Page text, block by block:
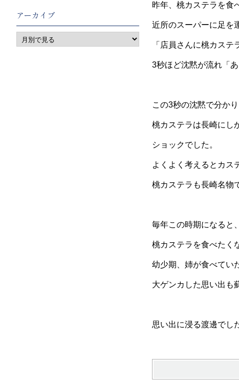
昨年、桃カステラを食
近所のスーパーに足を
「店員さんに桃カステ
3秒ほど沈黙が流れ「
この3秒の沈黙で分かり
桃カステラは長崎にし
ショックでした。
よくよく考えるとカス
桃カステラも長崎名物
毎年この時期になると、
桃カステラを食べたく
幼少期、姉が食べてい
大ゲンカした思い出も
思い出に浸る渡邊でし
アーカイブ